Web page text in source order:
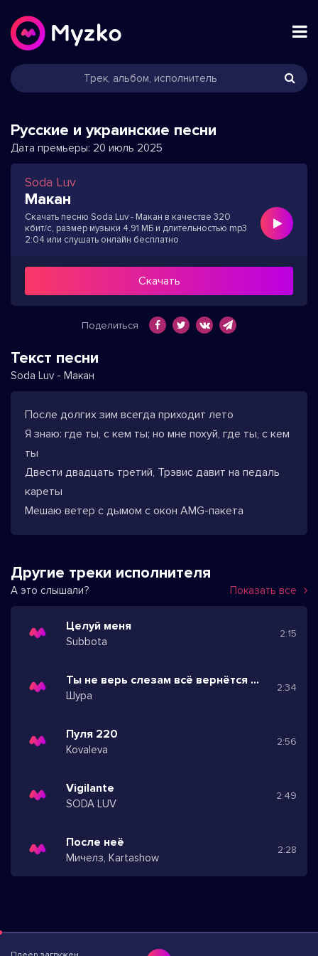
Русские и украинские песни
Дата премьеры: 20 июль 2025
Soda Luv
Макан
Скачать песню Soda Luv - Макан в качестве 320
кбит/с, размер музыки 4.91 МБ и длительностью mp3
2:04 или слушать онлайн бесплатно
Скачать
Поделиться
Текст песни
Soda Luv - Макан
После долгих зим всегда приходит лето
Я знаю: где ты, с кем ты; но мне похуй, где ты, с кем
ты
Двести двадцать третий, Трэвис давит на педаль
кареты
Мешаю ветер с дымом с окон AMG-пакета
Другие треки исполнителя
А это слышали? Показать все
Целуй меня
Subbota
2:15
Ты не верь слезам всё вернётся (speed up)
Шура
2:34
Пуля 220
Kovaleva
2:56
Vigilante
SODA LUV
2:49
После неё
Мичелз, Kartashow
2:28